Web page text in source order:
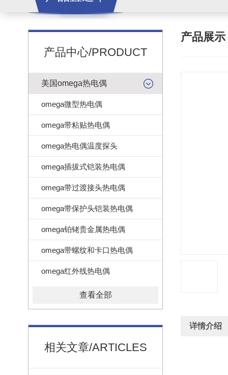
产品中心/PRODUCT
美国omega热电偶
omega微型热电偶
omega带粘贴热电偶
omega热电偶温度探头
omega插拔式铠装热电偶
omega带过渡接头热电偶
omega带保护头铠装热电偶
omega铂铑贵金属热电偶
omega带螺纹和卡口热电偶
omega红外线热电偶
查看全部
相关文章/ARTICLES
产品展示
详情介绍